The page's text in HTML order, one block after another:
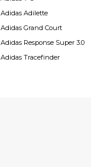
Adidas Adilette
Adidas Grand Court
Adidas Response Super 3.0
Adidas Tracefinder